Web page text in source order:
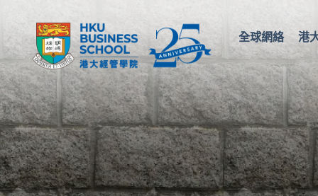
全球網絡 港